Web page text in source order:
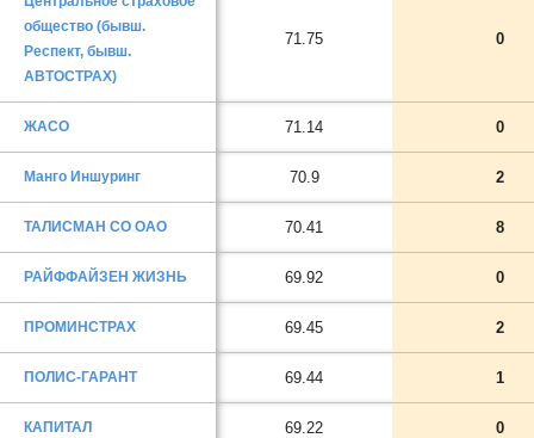
общество (бывш.
Респект, бывш.
АВТОСТРАХ)
71.75 0
ЖАСО 71.14 0
Манго Иншуринг 70.9 2
ТАЛИСМАН СО ОАО 70.41 8
РАЙФФАЙЗЕН ЖИЗНЬ 69.92 0
ПРОМИНСТРАХ 69.45 2
ПОЛИС-ГАРАНТ 69.44 1
КАПИТАЛ 69.22 0